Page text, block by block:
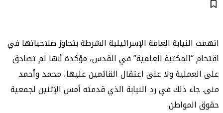
اتهمت النيابة العامة الإسرائيلية الشرطة بتجاوز صلاحياتها في
اقتحام “المكتبة العلمية” في القدس، مؤكدة أنها لم تصادق
على العملية ولا على اعتقال القائمين عليها، محمد وأحمد
منى. جاء ذلك في رد النيابة الذي قدمته أمس الإثنين لجمعية
حقوق المواطن.